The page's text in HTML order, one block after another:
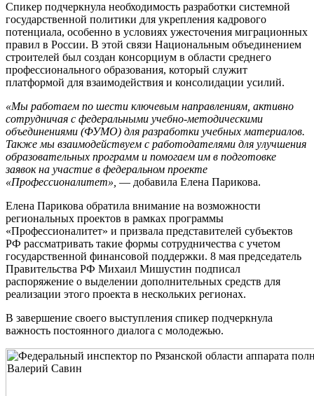
Спикер подчеркнула необходимость разработки системной
государственной политики для укрепления кадрового
потенциала, особенно в условиях ужесточения миграционных
правил в России. В этой связи Национальным объединением
строителей был создан консорциум в области среднего
профессионального образования, который служит
платформой для взаимодействия и консолидации усилий.
«Мы работаем по шести ключевым направлениям, активно
сотрудничая с федеральными учебно-методическими
объединениями (ФУМО) для разработки учебных материалов.
Также мы взаимодействуем с работодателями для улучшения
образовательных программ и помогаем им в подготовке
заявок на участие в федеральном проекте
«Профессионалитет», — добавила Елена Парикова.
Елена Парикова обратила внимание на возможности
региональных проектов в рамках программы
«Профессионалитет» и призвала представителей субъектов
РФ рассматривать такие формы сотрудничества с учетом
государственной финансовой поддержки. 8 мая председатель
Правительства РФ Михаил Мишустин подписал
распоряжение о выделении дополнительных средств для
реализации этого проекта в нескольких регионах.
В завершение своего выступления спикер подчеркнула
важность постоянного диалога с молодежью.